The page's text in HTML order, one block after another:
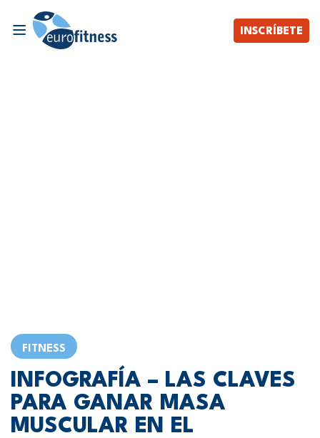
INSCRÍBETE
FITNESS
INFOGRAFÍA – LAS CLAVES
PARA GANAR MASA
MUSCULAR EN EL